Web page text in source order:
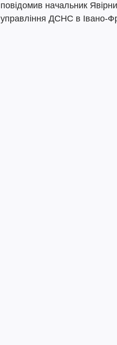
повідомив начальник
управління ДСНС в Івано-